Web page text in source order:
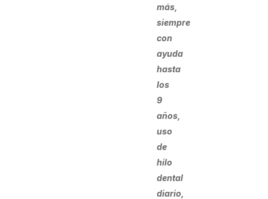
más,
siempre
con
ayuda
hasta
los
9
años,
uso
de
hilo
dental
diario,